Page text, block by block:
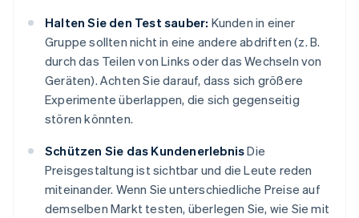
Halten Sie den Test sauber: Kunden in einer
Gruppe sollten nicht in eine andere abdriften (z. B.
durch das Teilen von Links oder das Wechseln von
Geräten). Achten Sie darauf, dass sich größere
Experimente überlappen, die sich gegenseitig
stören könnten.
Schützen Sie das KundenerlebnisDie
Preisgestaltung ist sichtbar und die Leute reden
miteinander. Wenn Sie unterschiedliche Preise auf
demselben Markt testen, überlegen Sie, wie Sie mit